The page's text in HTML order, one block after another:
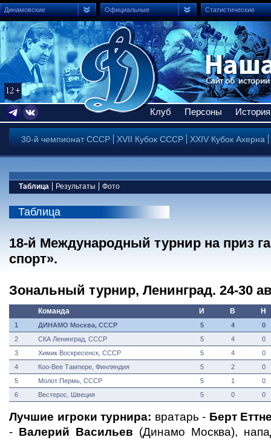
Динамовские Официальные Статистические
Клуб Персоны История
30-й чемпионат СССР XVII Кубок СССР XXIV Кубок Ахерна
Таблица
Таблица
18-й Международный турнир на приз
спорт».
Зональный турнир, Ленинград. 24-30
Команда И В Н
1 ДИНАМО Москва, СССР 5 4
0
2
СКА Ленинград, СССР 5 4
0
3
Химик Воскресенск, СССР 5 4
0
4
Коо-Вее Тампере, Финляндия 5 2
0
5
Молот Пермь, СССР 5 1
0
6
Вестерос, Швеция 5 0 0
Лучшие игроки турнира: вратарь - Берт
- Валерий Васильев (Динамо Москва),
Результаты Фото